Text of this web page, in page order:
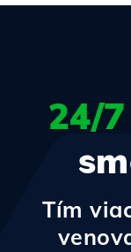
24/7
Tím